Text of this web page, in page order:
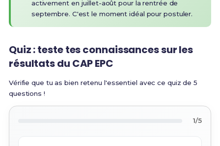
activement en juillet-août pour la rentrée de
septembre. C'est le moment idéal pour postuler.
Quiz : teste tes connaissances sur les
résultats du CAP EPC
Vérifie que tu as bien retenu l'essentiel avec ce quiz de 5
questions !
1/5